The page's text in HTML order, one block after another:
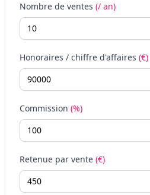
Nombre de ventes (/ an)
Honoraires / chiffre d'affaires (€)
Commission (%)
Retenue par vente (€)